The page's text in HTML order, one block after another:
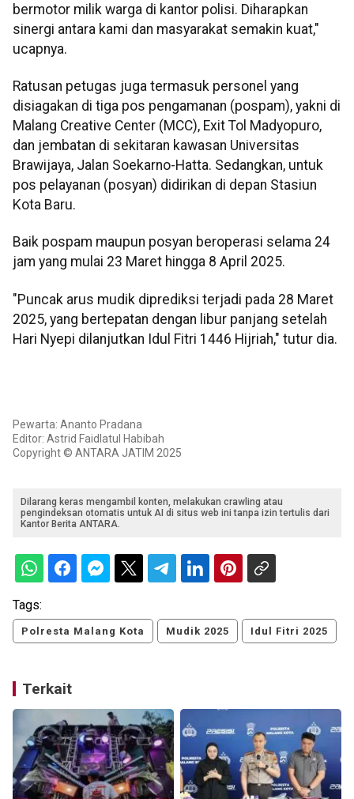
bermotor milik warga di kantor polisi. Diharapkan
sinergi antara kami dan masyarakat semakin kuat,"
ucapnya.
Ratusan petugas juga termasuk personel yang
disiagakan di tiga pos pengamanan (pospam), yakni di
Malang Creative Center (MCC), Exit Tol Madyopuro,
dan jembatan di sekitaran kawasan Universitas
Brawijaya, Jalan Soekarno-Hatta. Sedangkan, untuk
pos pelayanan (posyan) didirikan di depan Stasiun
Kota Baru.
Baik pospam maupun posyan beroperasi selama 24
jam yang mulai 23 Maret hingga 8 April 2025.
"Puncak arus mudik diprediksi terjadi pada 28 Maret
2025, yang bertepatan dengan libur panjang setelah
Hari Nyepi dilanjutkan Idul Fitri 1446 Hijriah," tutur dia.
Pewarta: Ananto Pradana
Editor: Astrid Faidlatul Habibah
Copyright © ANTARA JATIM 2025
Dilarang keras mengambil konten, melakukan crawling atau
pengindeksan otomatis untuk AI di situs web ini tanpa izin tertulis dari
Kantor Berita ANTARA.
Tags:
Polresta Malang Kota Mudik 2025 Idul Fitri 2025
Terkait